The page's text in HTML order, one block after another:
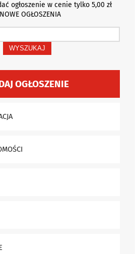
ogłoszenie w cenie tylko 5,00 zł
OGŁOSZENIA
WYSZUKAJ
OGŁOSZENIE